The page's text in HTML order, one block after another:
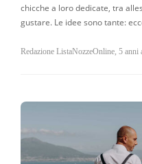
chicche a loro dedicate, tra
gustare. Le idee sono tante:
Redazione ListaNozzeOnline 5 anni